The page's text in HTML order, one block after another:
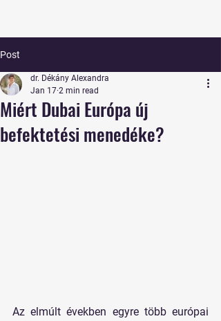
Post
Miért Dubai Európa új
befektetési menedéke?
dr. Dékány Alexandra
Jan 17 2 min read
Az elmúlt években egyre több európai